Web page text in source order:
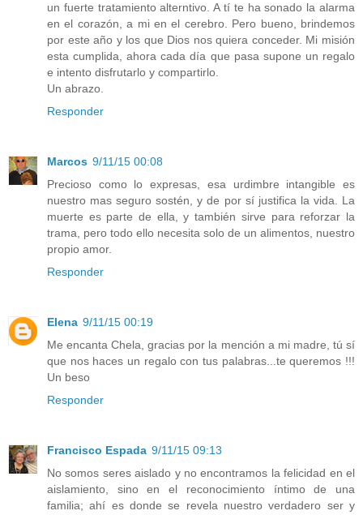
un fuerte tratamiento alterntivo. A tí te ha sonado la alarma
en el corazón, a mi en el cerebro. Pero bueno, brindemos
por este año y los que Dios nos quiera conceder. Mi misión
esta cumplida, ahora cada día que pasa supone un regalo
e intento disfrutarlo y compartirlo.
Un abrazo.
Responder
Marcos 9/11/15 00:08
Precioso como lo expresas, esa urdimbre intangible es
nuestro mas seguro sostén, y de por sí justifica la vida. La
muerte es parte de ella, y también sirve para reforzar la
trama, pero todo ello necesita solo de un alimentos, nuestro
propio amor.
Responder
Elena 9/11/15 00:19
Me encanta Chela, gracias por la mención a mi madre, tú sí
que nos haces un regalo con tus palabras...te queremos !!!
Un beso
Responder
Francisco Espada 9/11/15 09:13
No somos seres aislado y no encontramos la felicidad en el
aislamiento, sino en el reconocimiento íntimo de una
familia; ahí es donde se revela nuestro verdadero ser y